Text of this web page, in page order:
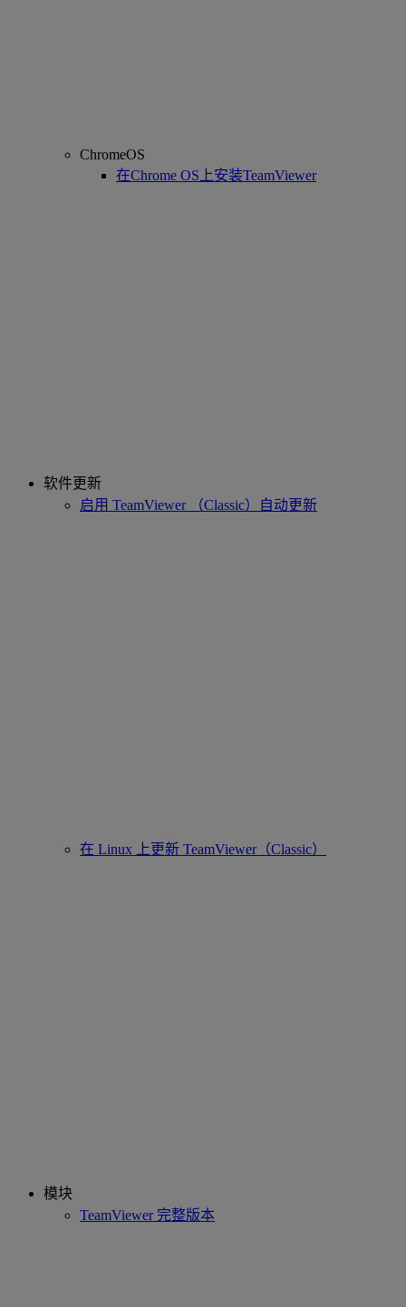
ChromeOS
在Chrome OS上安装TeamViewer
软件更新
启用 TeamViewer （Classic）自动更新
在 Linux 上更新 TeamViewer（Classic）
模块
TeamViewer 完整版本